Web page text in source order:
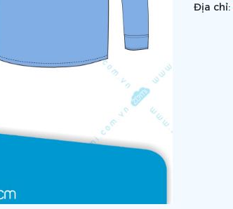
Địa chỉ: